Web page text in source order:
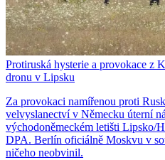
Protiruská hysterie a provokace z
dronu v Lipsku
Za provokaci namířenou proti
velvyslanectví v Německu úterní
východoněmeckém letišti Lipsko/
DPA. Berlín oficiálně Moskvu v
ničeho neobvinil.